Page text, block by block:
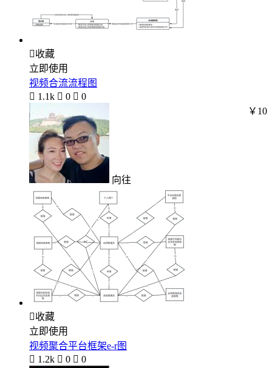
收藏
立即使用
视频合流流程图
 1.1k  0  0
向往
￥10
收藏
立即使用
视频聚合平台框架e-r图
 1.2k  0  0